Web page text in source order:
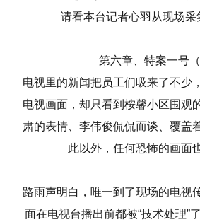
请看本台记者心羽从现场采
第六章、特案一号（
电视里的新闻把员工们吸来了不少
电视画面，却只看到桉馨小区围观
肃的表情、李伟俊侃侃而谈、覆盖
此以外，任何恐怖的画面
路雨声明白，唯一到了现场的电视
面在电视台播出前都被“技术处理”